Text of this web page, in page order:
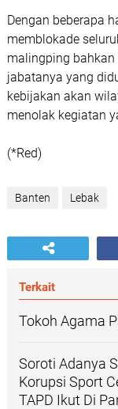
Dengan beberapa
memblokade
malingping
jabatanya yang
kebijakan akan
menolak kegiatan
(*Red)
Banten Lebak
Terkait
Tokoh Agama
Soroti Adanya
Korupsi Sport
TAPD Ikut Di